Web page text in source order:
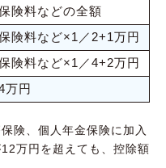
険料などの全額
険料など×1／2+1万円
険料など×1／4+2万円
万円
険、個人年金保険に加入
万円を超えても、控除額